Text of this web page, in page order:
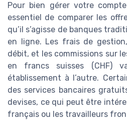
Pour bien gérer votre
essentiel de comparer les
qu’il s’agisse de banques
en ligne. Les frais de
débit, et les commissions sur
en francs suisses (CHF)
établissement à l’autre.
des services bancaires
devises, ce qui peut être
français ou les travailleurs